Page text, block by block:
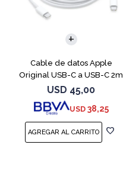
Cable de datos Apple
Original USB-C a USB-C 2m
MLL82AM
USD 45,00
USD 38,25